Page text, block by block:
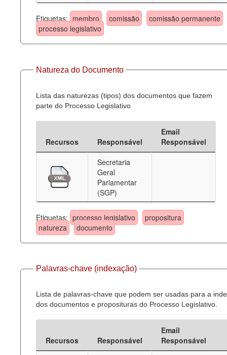
Etiquetas: membro comissão
comissão permanente
processo legislativo
Natureza do Documento
Lista das naturezas (tipos) dos documentos que fazem
parte do Processo Legislativo
Recursos Responsável
Email
Responsável
Secretaria
Geral
Parlamentar
(SGP)
Etiquetas: processo legislativo
propositura
natureza
documento
Palavras-chave (indexação)
Lista de palavras-chave que podem ser usadas para a
dos documentos e proposituras do Processo Legislativo.
Recursos Responsável
Email
Responsável